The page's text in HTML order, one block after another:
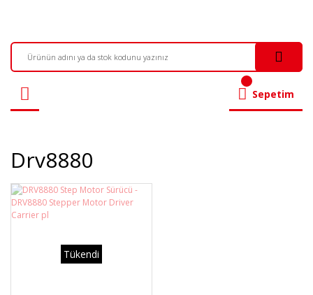
Sepetim
Drv8880
Tükendi